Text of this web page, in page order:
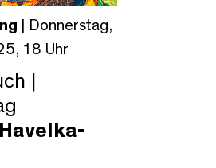
| Donnerstag,
18 Uhr
|